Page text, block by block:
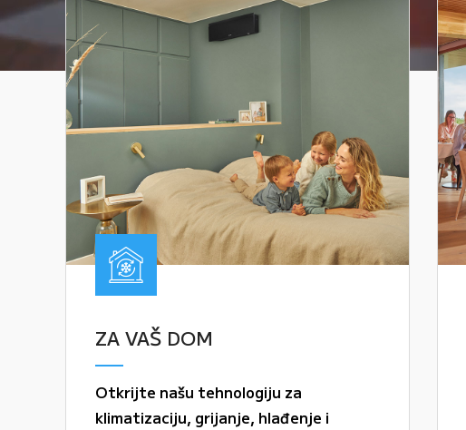
ZA VAŠ DOM
Otkrijte našu tehnologiju za
klimatizaciju, grijanje, hlađenje i